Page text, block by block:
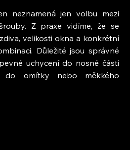
neznamená jen volbu mezi
Z praxe vidíme, že se
velikosti okna a konkrétní
Důležité jsou správné
uchycení do nosné části
do omítky nebo měkkého